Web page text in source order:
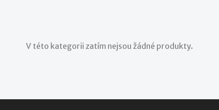
V této kategorii zatím nejsou žádné produkty.